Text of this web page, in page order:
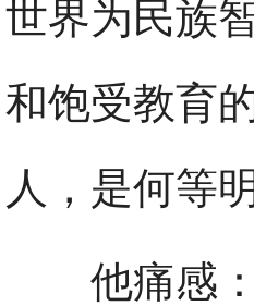
世界为民族
和饱受教育
人，是何等
他痛感：“